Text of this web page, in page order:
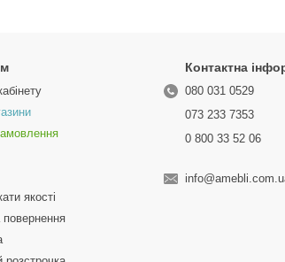
відвідування магазинів, можна провести
включають в себе орендну плату за
потребуєте, ще й заощаджуєте – складно
ще більше.
вимогам. Адже не один раз з вами
якості
Контактна
080 031 0529
073 233 7353
0 800 33 52 06